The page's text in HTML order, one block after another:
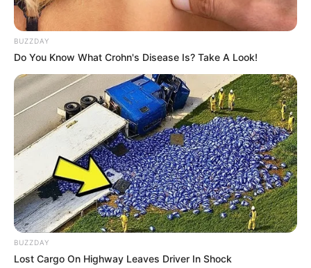
Penulis: 14 Juni 2020
Bagi kaum muda yang menyukai grup cewek-cewek cantik
JKT48, pasti sudah hafal dong dengan Martha Graciela atau yang
lebih akrab dipanggil Grace.
Ia merupakan mantan anggota generasi ketiga JKT48, yang
pernah menjadi anggota Tim T. Namun pada 2016, ia
memutuskan untukgraduationdengan alas an untuk melanjutkan
pendidikannya yang sempat tertunda.
Empat tahun berlalu, kepopuleran gadis asal Riau ini agaknya tak
pernah surut. Walaupun sudah keluar dari grup yang
BUZZDAY
Do You Know What Crohn's Disease Is? Take A Look!
BUZZDAY
Lost Cargo On Highway Leaves Driver In Shock